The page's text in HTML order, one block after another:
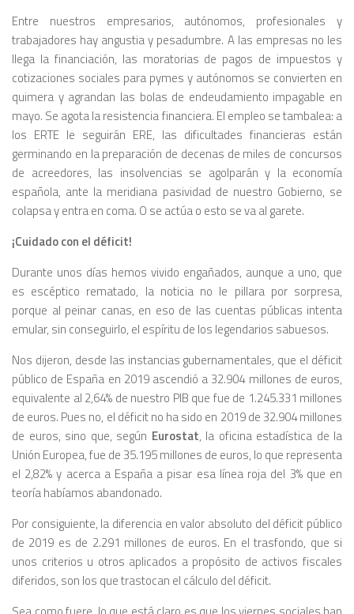
Entre nuestros empresarios, autónomos, profesionales y
trabajadores hay angustia y pesadumbre. A las empresas no les
llega la financiación, las moratorias de pagos de impuestos y
cotizaciones sociales para pymes y autónomos se convierten en
quimera y agrandan las bolas de endeudamiento impagable en
mayo. Se agota la resistencia financiera. El empleo se tambalea: a
los ERTE le seguirán ERE, las dificultades financieras están
germinando en la preparación de decenas de miles de concursos
de acreedores, las insolvencias se agolparán y la economía
española, ante la meridiana pasividad de nuestro Gobierno, se
colapsa y entra en coma. O se actúa o esto se va al garete.
¡Cuidado con el déficit!
Durante unos días hemos vivido engañados, aunque a uno, que
es escéptico rematado, la noticia no le pillara por sorpresa,
porque al peinar canas, en eso de las cuentas públicas intenta
emular, sin conseguirlo, el espíritu de los legendarios sabuesos.
Nos dijeron, desde las instancias gubernamentales, que el déficit
público de España en 2019 ascendió a 32.904 millones de euros,
equivalente al 2,64% de nuestro PIB que fue de 1.245.331 millones
de euros. Pues no, el déficit no ha sido en 2019 de 32.904 millones
de euros, sino que, según Eurostat, la oficina estadística de la
Unión Europea, fue de 35.195 millones de euros, lo que representa
el 2,82% y acerca a España a pisar esa línea roja del 3% que en
teoría habíamos abandonado.
Por consiguiente, la diferencia en valor absoluto del déficit público
de 2019 es de 2.291 millones de euros. En el trasfondo, que si
unos criterios u otros aplicados a propósito de activos fiscales
diferidos, son los que trastocan el cálculo del déficit.